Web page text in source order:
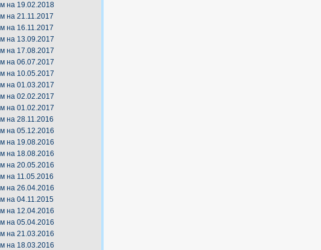
на 19.02.2018
на 21.11.2017
на 16.11.2017
на 13.09.2017
на 17.08.2017
на 06.07.2017
на 10.05.2017
на 01.03.2017
на 02.02.2017
на 01.02.2017
на 28.11.2016
на 05.12.2016
на 19.08.2016
на 18.08.2016
на 20.05.2016
на 11.05.2016
на 26.04.2016
на 04.11.2015
на 12.04.2016
на 05.04.2016
на 21.03.2016
на 18.03.2016